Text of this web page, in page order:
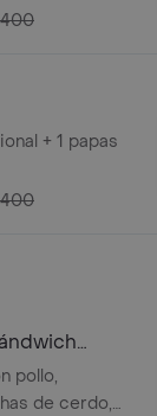
+ 1 papas
pollo,
de cerdo,